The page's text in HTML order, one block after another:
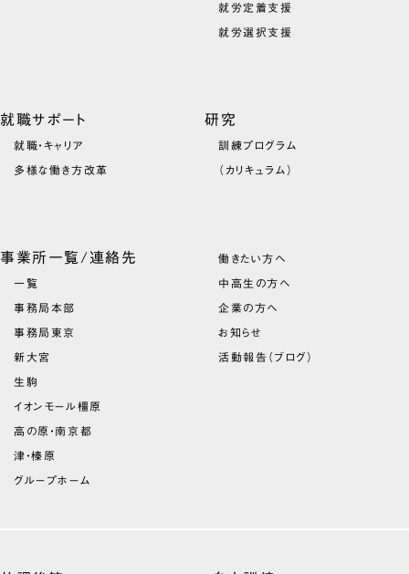
就労定着支援
就労選択支援
就職サポート
就職・キャリア
多様な働き方改革
研究
訓練プログラム
（カリキュラム）
事業所一覧/連絡先
一覧
事務局本部
事務局東京
新大宮
生駒
イオンモール橿原
高の原・南京都
津・榛原
グループホーム
働きたい方へ
中高生の方へ
企業の方へ
お知らせ
活動報告（ブログ）